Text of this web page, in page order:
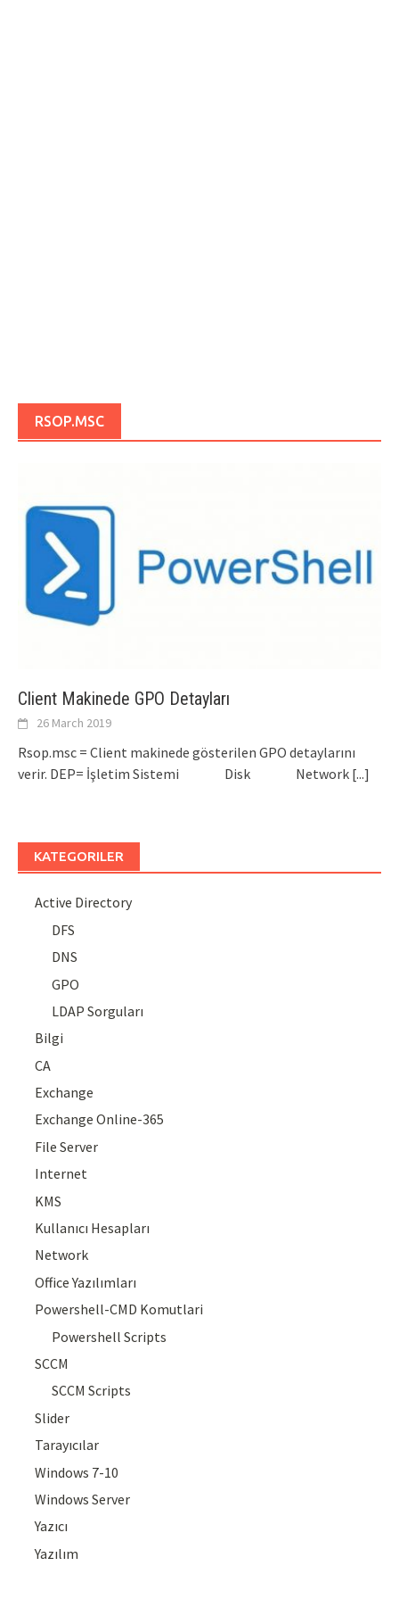
RSOP.MSC
Client Makinede GPO Detayları
26 March 2019
Rsop.msc = Client makinede gösterilen GPO detaylarını
verir. DEP= İşletim Sistemi Disk Network [...]
KATEGORILER
Active Directory
DFS
DNS
GPO
LDAP Sorguları
Bilgi
CA
Exchange
Exchange Online-365
File Server
Internet
KMS
Kullanıcı Hesapları
Network
Office Yazılımları
Powershell-CMD Komutlari
Powershell Scripts
SCCM
SCCM Scripts
Slider
Tarayıcılar
Windows 7-10
Windows Server
Yazıcı
Yazılım